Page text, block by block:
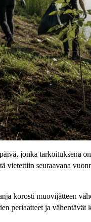
jonka tarkoituksena
vietettiin seuraavana
korosti muovijätteen
periaatteet ja